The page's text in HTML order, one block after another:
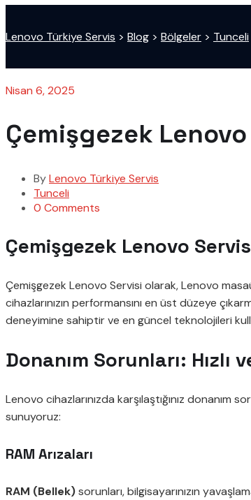
Lenovo Türkiye Servis > Blog > Bölgeler > Tunceli
Nisan 6, 2025
Çemişgezek
ByLenovo Türkiye Servis
Tunceli
0 Comments
Çemişgezek Lenovo
Çemişgezek Lenovo Servisi olarak, Lenovo
cihazlarınızın performansını en üst düzeye
deneyimine sahiptir ve en güncel teknolojileri
Donanım Sorunları: Hızlı
Lenovo cihazlarınızda karşılaştığınız
sunuyoruz:
RAM Arızaları
RAM (Bellek)sorunları, bilgisayarınızın